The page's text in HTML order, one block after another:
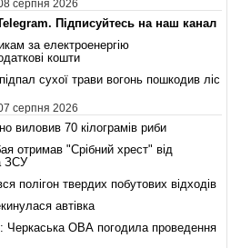
серпня 2026
Підписуйтесь на наш канал
за електроенергію
кошти
сухої трави вогонь пошкодив ліс
серпня 2026
виловив 70 кілограмів риби
отримав "Срібний хрест" від
ЗСУ
полігон твердих побутових відходів
автівка
Черкаська ОВА погодила проведення